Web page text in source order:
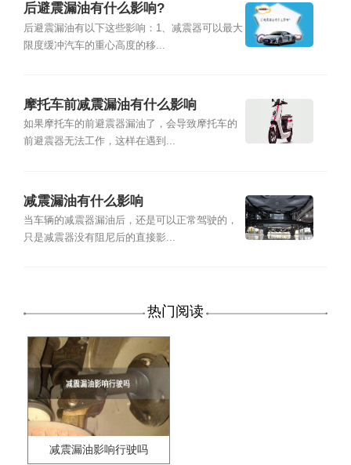
后避震漏油有什么影响?
后避震漏油有以下这些影响：1、减震器可以最大
限度缓冲汽车的重心高度的移...
摩托车前减震漏油有什么影响
如果摩托车的前避震器漏油了，会导致摩托车的
前避震器无法工作，这样在遇到...
减震漏油有什么影响
当车辆的减震器漏油后，还是可以正常驾驶的，
只是减震器没有阻尼后的直接影...
热门阅读
减震漏油影响行驶吗